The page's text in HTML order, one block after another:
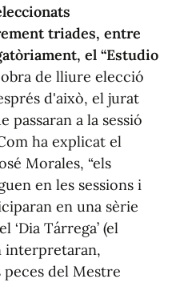
triades, entre
el “Estudio
de lliure elecció
d'això, el jurat
passaran a la sessió
ha explicat el
Morales, “els
en les sessions i
en una sèrie
Tárrega’ (el
interpretaran,
del Mestre